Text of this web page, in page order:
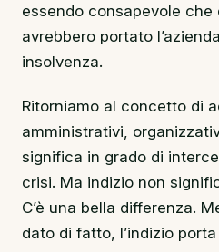
essendo consapevole che
avrebbero portato
insolvenza.
Ritorniamo al concetto di
amministrativi,
significa in grado di
crisi. Ma indizio non
C’è una bella differenza.
dato di fatto, l’indizio